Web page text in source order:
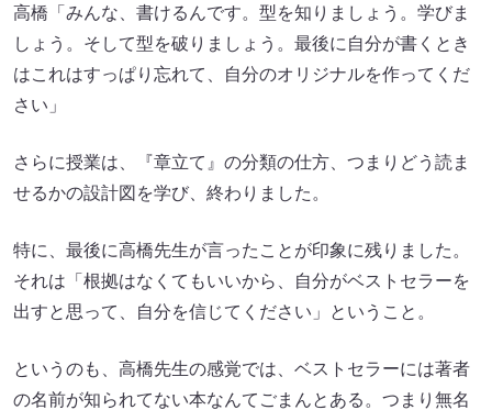
高橋「みんな、書けるんです。型を知りましょう。学びま
しょう。そして型を破りましょう。最後に自分が書くとき
はこれはすっぱり忘れて、自分のオリジナルを作ってくだ
さい」
さらに授業は、『章立て』の分類の仕方、つまりどう読ま
せるかの設計図を学び、終わりました。
特に、最後に高橋先生が言ったことが印象に残りました。
それは「根拠はなくてもいいから、自分がベストセラーを
出すと思って、自分を信じてください」ということ。
というのも、高橋先生の感覚では、ベストセラーには著者
の名前が知られてない本なんてごまんとある。つまり無名